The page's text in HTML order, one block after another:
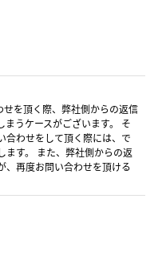
を頂く際、弊社側からの返信
うケースがございます。 そ
合わせをして頂く際には、で
ます。 また、弊社側からの返
、再度お問い合わせを頂ける